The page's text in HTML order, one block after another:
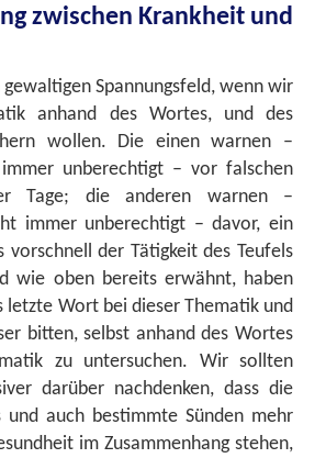
zwischen Krankheit und
Spannungsfeld, wenn wir
anhand des Wortes, und des
wollen. Die einen warnen –
unberechtigt – vor falschen
Tage; die anderen warnen –
immer unberechtigt – davor, ein
vorschnell der Tätigkeit des Teufels
wie oben bereits erwähnt, haben
letzte Wort bei dieser Thematik und
bitten, selbst anhand des Wortes
zu untersuchen. Wir sollten
darüber nachdenken, dass die
und auch bestimmte Sünden mehr
im Zusammenhang stehen,